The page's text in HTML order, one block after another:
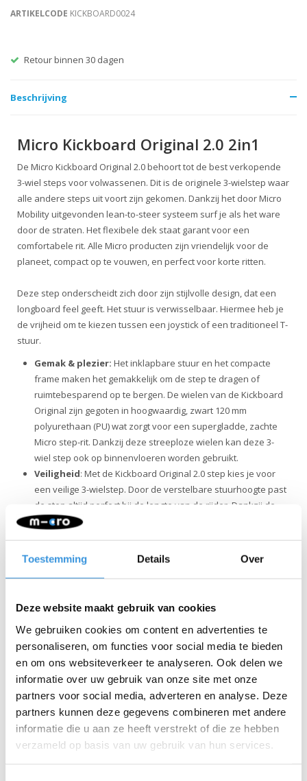
Toestemming Details Over
Deze website maakt gebruik van cookies
We gebruiken cookies om content en advertenties te
personaliseren, om functies voor social media te bieden
en om ons websiteverkeer te analyseren. Ook delen we
informatie over uw gebruik van onze site met onze
partners voor social media, adverteren en analyse. Deze
partners kunnen deze gegevens combineren met andere
informatie die u aan ze heeft verstrekt of die ze hebben
verzameld op basis van uw gebruik van hun services.
ARTIKELCODE KICKBOARD0024
Retour binnen 30 dagen
Beschrijving
Micro Kickboard Original 2.0 2in1
De Micro Kickboard Original 2.0 behoort tot de best verkopende
3-wiel steps voor volwassenen. Dit is de originele 3-wielstep waar
alle andere steps uit voort zijn gekomen. Dankzij het door Micro
Mobility uitgevonden lean-to-steer systeem surf je als het ware
door de straten. Het flexibele dek staat garant voor een
comfortabele rit. Alle Micro producten zijn vriendelijk voor de
planeet, compact op te vouwen, en perfect voor korte ritten.
Deze step onderscheidt zich door zijn stijlvolle design, dat een
longboard feel geeft. Het stuur is verwisselbaar. Hiermee heb je
de vrijheid om te kiezen tussen een joystick of een traditioneel T-
stuur.
Gemak & plezier: Het inklapbare stuur en het compacte
frame maken het gemakkelijk om de step te dragen of
ruimtebesparend op te bergen. De wielen van de Kickboard
Original zijn gegoten in hoogwaardig, zwart 120 mm
polyurethaan (PU) wat zorgt voor een supergladde, zachte
Micro step-rit. Dankzij deze streeploze wielen kan deze 3-
wiel step ook op binnenvloeren worden gebruikt.
Veiligheid: Met de Kickboard Original 2.0 step kies je voor
een veilige 3-wielstep. Door de verstelbare stuurhoogte past
de step altijd perfect bij de lengte van de rijder. Dankzij de
wielen en het gepatenteerd schokabsorberend dek,
comfortabele rit met meer stabiliteit. Door de grip tape op het
dek en de eenvoudig te bedienen rem houdt je gemakkelijk
veel waarde aan kwaliteit. Alle producten worden ontworpen
in Zwitserland en vervaardigd met de allerbeste onderdelen,
die bovendien allemaal vervangbaar zijn. Ze zijn uitvoerig
getest en voldoen aan de hoogste normen, waardoor Micro
producten jarenlang meegaan. Duurzaam ondernemen
draait niet alleen om het milieu. Micro zet zich volledig in voor
een betere wereld, met aandacht voor mens en milieu,
volgens de ESG-richtlijnen.